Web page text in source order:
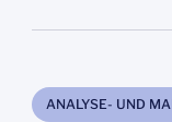
ANALYSE- UND